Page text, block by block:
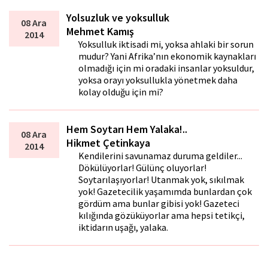
08 Ara
2014
Yolsuzluk ve yoksulluk
Mehmet Kamış
Yoksulluk iktisadi mi, yoksa ahlaki bir sorun
mudur? Yani Afrika’nın ekonomik kaynakları
olmadığı için mi oradaki insanlar yoksuldur,
yoksa orayı yoksullukla yönetmek daha
kolay olduğu için mi?
08 Ara
2014
Hem Soytarı Hem Yalaka!..
Hikmet Çetinkaya
Kendilerini savunamaz duruma geldiler...
Dökülüyorlar! Gülünç oluyorlar!
Soytarılaşıyorlar! Utanmak yok, sıkılmak
yok! Gazetecilik yaşamımda bunlardan çok
gördüm ama bunlar gibisi yok! Gazeteci
kılığında gözüküyorlar ama hepsi tetikçi,
iktidarın uşağı, yalaka.